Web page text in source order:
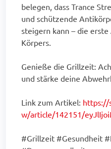
belegen, dass Trance
und schützende
steigern kann – die
Körpers.
Genieße die Grillzeit:
und stärke deine
Link zum Artikel: https://
w/article/142151/
#Grillzeit #Gesundheit